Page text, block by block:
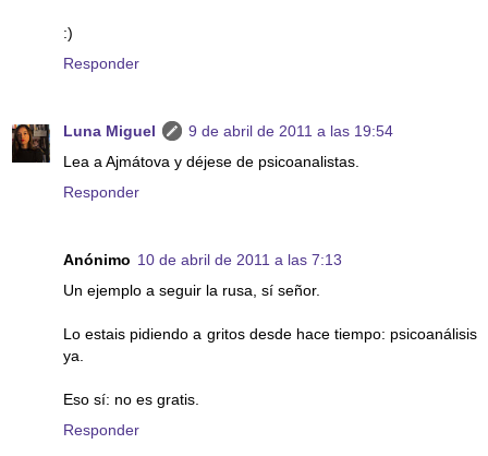
:)
Responder
Luna Miguel
9 de abril de 2011 a las 19:54
Lea a Ajmátova y déjese de psicoanalistas.
Responder
Anónimo 10 de abril de 2011 a las 7:13
Un ejemplo a seguir la rusa, sí señor.
Lo estais pidiendo a gritos desde hace tiempo: psicoanálisis
ya.
Eso sí: no es gratis.
Responder